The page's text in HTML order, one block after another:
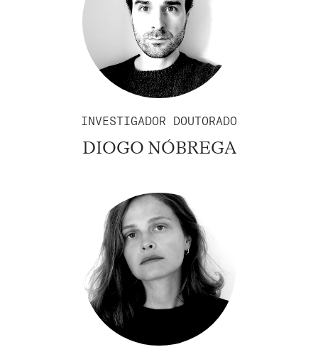
INVESTIGADOR DOUTORADO
DIOGO NÓBREGA